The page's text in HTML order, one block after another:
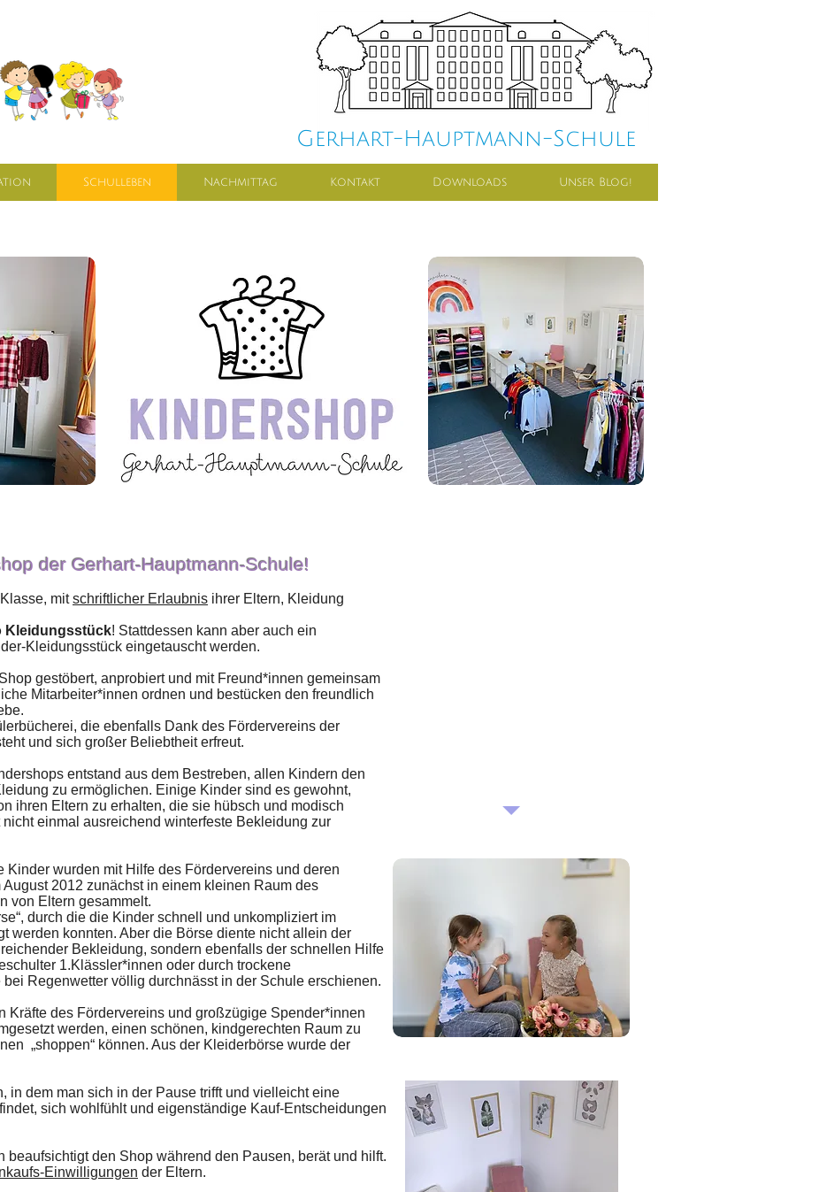
Gerhart-Hauptmann-Schule
Schulleben Nachmittag Kontakt Downloads Unser Blog!
der Gerhart-Hauptmann-Schule!
mitschriftlicher Erlaubnis ihrer Eltern, Kleidung
Kleidungsstück! Stattdessen kann aber auch ein
Kleidungsstück eingetauscht werden.
gestöbert, anprobiert und mit Freund*innen gemeinsam
Mitarbeiter*innen ordnen und bestücken den freundlich
die ebenfalls Dank des Fördervereins der
und sich großer Beliebtheit erfreut.
entstand aus dem Bestreben, allen Kindern den
zu ermöglichen. Einige Kinder sind es gewohnt,
ihren Eltern zu erhalten, die sie hübsch und modisch
einmal ausreichend winterfeste Bekleidung zur
Kinder wurden mit Hilfe des Fördervereins und deren
2012 zunächst in einem kleinen Raum des
von Eltern gesammelt.
durch die die Kinder schnell und unkompliziert im
werden konnten. Aber die Börse diente nicht allein der
Bekleidung, sondern ebenfalls der schnellen Hilfe
1.Klässler*innen oder durch trockene
Regenwetter völlig durchnässt in der Schule erschienen.
Kräfte des Fördervereins und großzügige Spender*innen
werden, einen schönen, kindgerechten Raum zu
„shoppen“ können. Aus der Kleiderbörse wurde der
in dem man sich in der Pause trifft und vielleicht eine
sich wohlfühlt und eigenständige Kauf-Entscheidungen
beaufsichtigt den Shop während den Pausen, berät und hilft.
Einwilligungen der Eltern.